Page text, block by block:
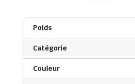
Poids
Catégorie
Couleur